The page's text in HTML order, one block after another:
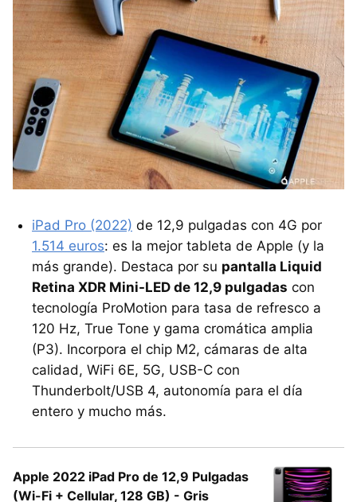
iPad Pro (2022) de 12,9 pulgadas con 4G por
1.514 euros: es la mejor tableta de Apple (y la
más grande). Destaca por su pantalla Liquid
Retina XDR Mini-LED de 12,9 pulgadas con
tecnología ProMotion para tasa de refresco a
120 Hz, True Tone y gama cromática amplia
(P3). Incorpora el chip M2, cámaras de alta
calidad, WiFi 6E, 5G, USB-C con
Thunderbolt/USB 4, autonomía para el día
entero y mucho más.
Apple 2022 iPad Pro de 12,9 Pulgadas
(Wi-Fi + Cellular, 128 GB) - Gris